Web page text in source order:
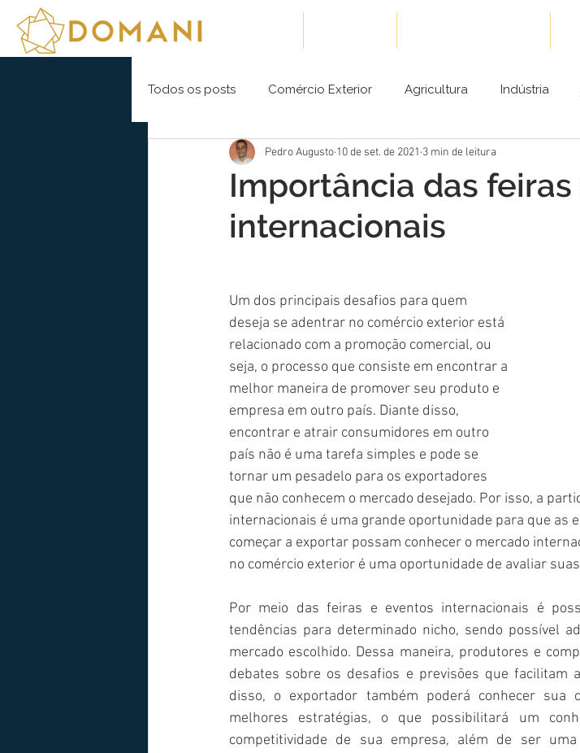
Todos os posts Comércio Exterior Agricultura Indústria
Importância das
internacionais
Pedro Augusto 10 de set. de 2021 3 min de leitura
Um dos principais desafios para quem
deseja se adentrar no comércio exterior está
relacionado com a promoção comercial, ou
seja, o processo que consiste em encontrar a
melhor maneira de promover seu produto e
empresa em outro país. Diante disso,
encontrar e atrair consumidores em outro
país não é uma tarefa simples e pode se
tornar um pesadelo para os exportadores
que não conhecem o mercado desejado. Por isso, a
internacionais é uma grande oportunidade para que as
começar a exportar possam conhecer o mercado
no comércio exterior é uma oportunidade de avaliar
Por meio das feiras e eventos internacionais é
tendências para determinado nicho, sendo possível
mercado escolhido. Dessa maneira, produtores e
debates sobre os desafios e previsões que facilitam
disso, o exportador também poderá conhecer sua
melhores estratégias, o que possibilitará um
competitividade de sua empresa, além de ser